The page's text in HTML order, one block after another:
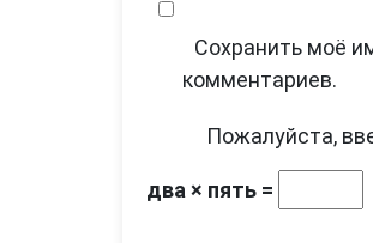
Сохранить моё
комментариев.
Пожалуйста,
два × пять =